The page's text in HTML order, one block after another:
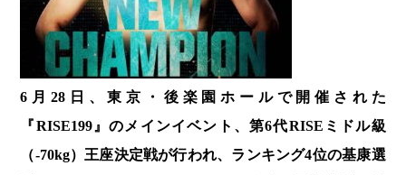
6月28日、東京・後楽園ホールで開催された
『RISE199』のメインイベント、第6代RISEミドル級
（-70kg）王座決定戦が行われ、ランキング4位の基康選